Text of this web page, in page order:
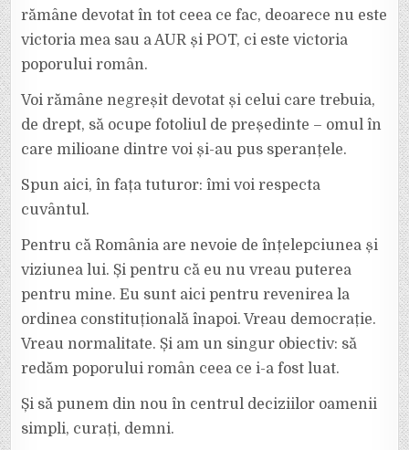
rămâne devotat în tot ceea ce fac, deoarece nu este
victoria mea sau a AUR și POT, ci este victoria
poporului român.
Voi rămâne negreșit devotat și celui care trebuia,
de drept, să ocupe fotoliul de președinte – omul în
care milioane dintre voi și-au pus speranțele.
Spun aici, în fața tuturor: îmi voi respecta
cuvântul.
Pentru că România are nevoie de înțelepciunea și
viziunea lui. Și pentru că eu nu vreau puterea
pentru mine. Eu sunt aici pentru revenirea la
ordinea constituțională înapoi. Vreau democrație.
Vreau normalitate. Și am un singur obiectiv: să
redăm poporului român ceea ce i-a fost luat.
Și să punem din nou în centrul deciziilor oamenii
simpli, curați, demni.